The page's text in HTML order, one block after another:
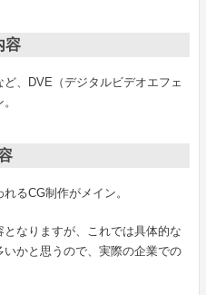
容
、DVE（デジタルビデオエフェ
るCG制作がメイン。
なりますが、これでは具体的な
かと思うので、実際の企業での